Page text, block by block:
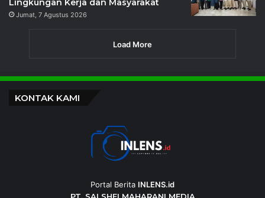
Lingkungan Kerja dan Masyarakat
Jumat, 7 Agustus 2026
Load More
KONTAK KAMI
Portal Berita INLENS.id
PT. SALSHEI MAHARANI MEDIA